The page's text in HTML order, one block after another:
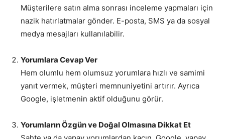
Müşterilere satın alma sonrası inceleme yapmaları için
nazik hatırlatmalar gönder. E-posta, SMS ya da sosyal
medya mesajları kullanılabilir.
Yorumlara Cevap Ver
Hem olumlu hem olumsuz yorumlara hızlı ve samimi
yanıt vermek, müşteri memnuniyetini artırır. Ayrıca
Google, işletmenin aktif olduğunu görür.
Yorumların Özgün ve Doğal Olmasına Dikkat Et